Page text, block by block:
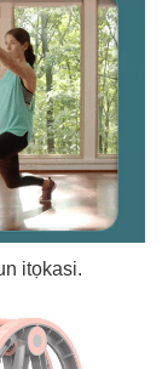
itọkasi.